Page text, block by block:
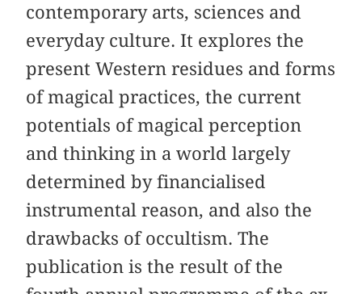
contemporary arts, sciences and
everyday culture. It explores the
present Western residues and forms
of magical practices, the current
potentials of magical perception
and thinking in a world largely
determined by financialised
instrumental reason, and also the
drawbacks of occultism. The
publication is the result of the